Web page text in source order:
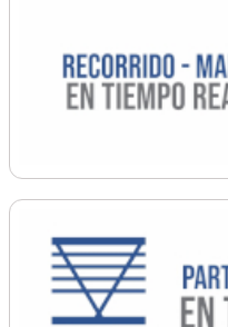
Ordenamiento
Promoción Social
Salud
Secretaría General